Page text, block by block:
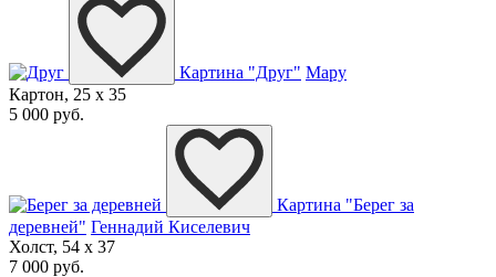
Картина "Друг" Мару
Картон, 25 x 35
5 000 руб.
Картина "Берег за
деревней" Геннадий Киселевич
Холст, 54 x 37
7 000 руб.